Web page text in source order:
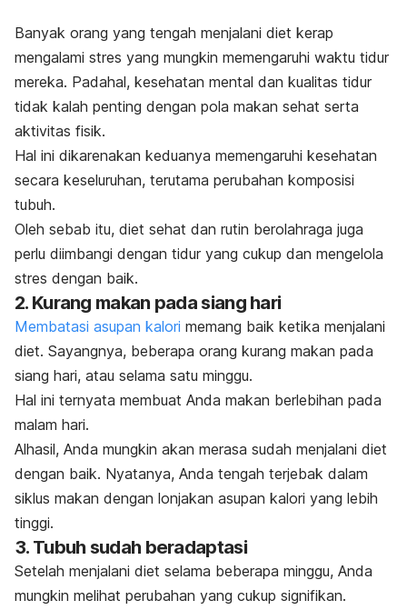
Banyak orang yang tengah menjalani diet kerap
mengalami stres yang mungkin memengaruhi waktu tidur
mereka. Padahal, kesehatan mental dan kualitas tidur
tidak kalah penting dengan pola makan sehat serta
aktivitas fisik.
Hal ini dikarenakan keduanya memengaruhi kesehatan
secara keseluruhan, terutama perubahan komposisi
tubuh.
Oleh sebab itu, diet sehat dan rutin berolahraga juga
perlu diimbangi dengan tidur yang cukup dan mengelola
stres dengan baik.
2. Kurang makan pada siang hari
Membatasi asupan kalori memang baik ketika menjalani
diet. Sayangnya, beberapa orang kurang makan pada
siang hari, atau selama satu minggu.
Hal ini ternyata membuat Anda makan berlebihan pada
malam hari.
Alhasil, Anda mungkin akan merasa sudah menjalani diet
dengan baik. Nyatanya, Anda tengah terjebak dalam
siklus makan dengan lonjakan asupan kalori yang lebih
tinggi.
3. Tubuh sudah beradaptasi
Setelah menjalani diet selama beberapa minggu, Anda
mungkin melihat perubahan yang cukup signifikan.